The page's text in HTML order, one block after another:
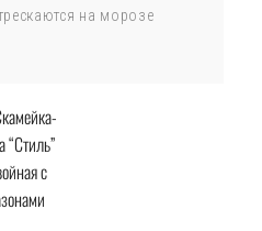
на морозе